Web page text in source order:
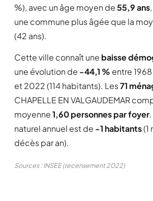
%), avec un âge moyen de55,9 ans
une commune plus âgée que la
(42 ans).
Cette ville connaît une baisse
une évolution de -44,1 % entre
et 2022 (114 habitants). Les71
CHAPELLE EN VALGAUDEMAR
moyenne1,60 personnes par foyer
naturel annuel est de -1 habitants(1
décès par an).
Sources : INSEE (recensement 2022)